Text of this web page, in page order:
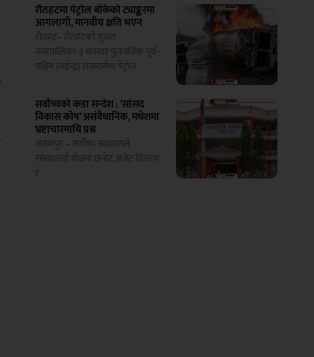
रौतहटमा पेट्रोल बोकेको ट्याङ्करमा
आगलागी, मानवीय क्षति भएन
रौतहट– रौतहटको गुजरा
नगरपालिका-३ धनसार पुलनजिक पूर्व-
पश्चिम (महेन्द्र) राजमार्गमा पेट्रोल
सर्वोच्चको कडा सन्देश : ‘सांसद
विकास कोष’ असंवैधानिक, मधेशमा
भ्रष्टाचारमाथि प्रश्न
जनकपुर – सर्वोच्च अदालतले
सांसदलाई योजना छनोट, बजेट वितरण
र